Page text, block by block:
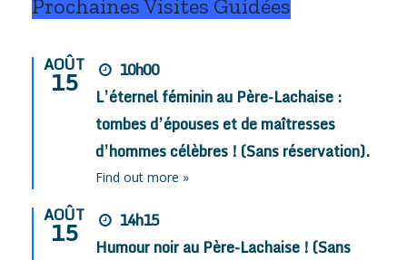
Prochaines Visites Guidées
AOÛT
15
10h00
L’éternel féminin au Père-Lachaise :
tombes d’épouses et de maîtresses
d’hommes célèbres ! (Sans réservation).
Find out more »
AOÛT
15
14h15
Humour noir au Père-Lachaise ! (Sans